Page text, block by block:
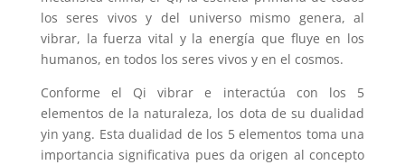
los seres vivos y del universo mismo genera, al
vibrar, la fuerza vital y la energía que fluye en los
humanos, en todos los seres vivos y en el cosmos.
Conforme el Qi vibrar e interactúa con los 5
elementos de la naturaleza, los dota de su dualidad
yin yang. Esta dualidad de los 5 elementos toma una
importancia significativa pues da origen al concepto